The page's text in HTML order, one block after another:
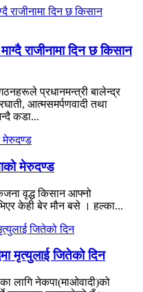
राजीनामा दिन छ किसान
प्रधानमन्त्री बालेन्द्र
आत्मसमर्पणवादी तथा
कडा...
मेरुदण्ड
वृद्ध किसान आफ्नो
केही बेर मौन बसे । हल्का...
मृत्युलाई जितेको दिन
लागि नेकपा(माओवादी)को